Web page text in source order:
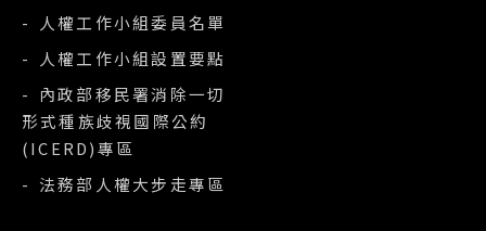
- 人權工作小組委員名單
- 人權工作小組設置要點
- 內政部移民署消除一切
形式種族歧視國際公約
(ICERD)專區
- 法務部人權大步走專區